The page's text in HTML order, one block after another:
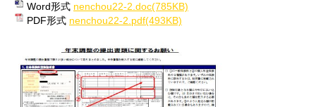
Word形式 nenchou22-2.doc(785KB)
PDF形式 nenchou22-2.pdf(493KB)